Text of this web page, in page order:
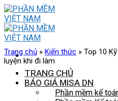
Skip
to
content
TRANG CHỦ
BÁO GIÁ MISA DN
Phần mềm kế
Trang chủ » Kiến thức » Top 10
luyện khi đi làm